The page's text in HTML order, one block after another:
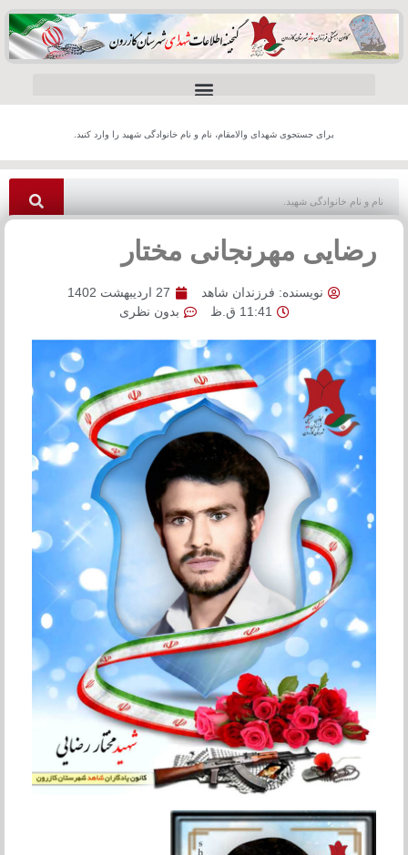
برای جستجوی شهدای والامقام، نام و نام خانوادگی شهید را وارد کنید.
رضایی مهرنجانی مختار
نویسنده: فرزندان شاهد
27 اردیبهشت 1402
11:41 ق.ظ
بدون نظری